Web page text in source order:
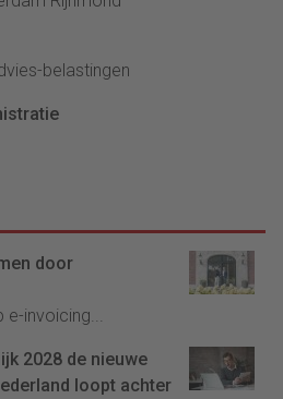
belastingen
door
e-invoicing...
2028 de nieuwe
loopt achter